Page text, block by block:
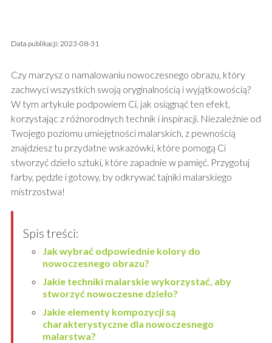
Data publikacji: 2023-08-31
Czy marzysz o namalowaniu nowoczesnego obrazu, który
zachwyci wszystkich swoją oryginalnością i wyjątkowością?
W tym artykule podpowiem Ci, jak osiągnąć ten efekt,
korzystając z różnorodnych technik i inspiracji. Niezależnie od
Twojego poziomu umiejętności malarskich, z pewnością
znajdziesz tu przydatne wskazówki, które pomogą Ci
stworzyć dzieło sztuki, które zapadnie w pamięć. Przygotuj
farby, pędzle i gotowy, by odkrywać tajniki malarskiego
mistrzostwa!
Spis treści:
Jak wybrać odpowiednie kolory do
nowoczesnego obrazu?
Jakie techniki malarskie wykorzystać, aby
stworzyć nowoczesne dzieło?
Jakie elementy kompozycji są
charakterystyczne dla nowoczesnego
malarstwa?